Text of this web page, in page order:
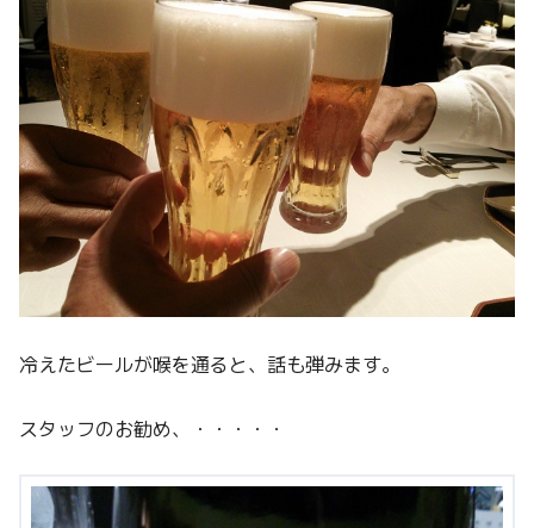
冷えたビールが喉を通ると、話も弾みます。
スタッフのお勧め、・・・・・